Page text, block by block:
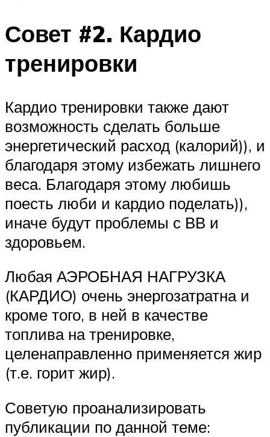
Совет #2. Кардио
тренировки
Кардио тренировки также дают
возможность сделать больше
энергетический расход (калорий)), и
благодаря этому избежать лишнего
веса. Благодаря этому любишь
поесть люби и кардио поделать)),
иначе будут проблемы с ВВ и
здоровьем.
Любая АЭРОБНАЯ НАГРУЗКА
(КАРДИО) очень энергозатратна и
кроме того, в ней в качестве
топлива на тренировке,
целенаправленно применяется жир
(т.е. горит жир).
Советую проанализировать
публикации по данной теме: